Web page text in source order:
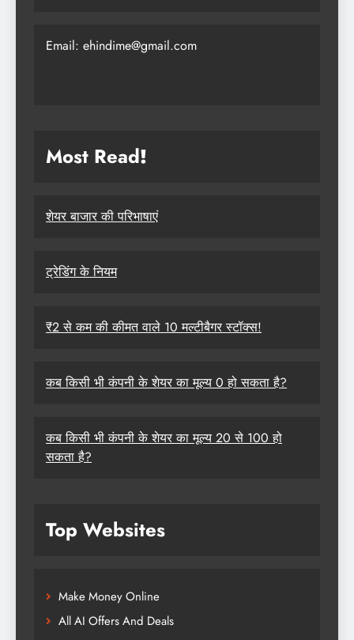
Email: ehindime@gmail.com
Most Read!
शेयर बाजार की परिभाषाएं
ट्रेडिंग के नियम
₹2 से कम की कीमत वाले 10 मल्टीबैगर स्टॉक्स!
कब किसी भी कंपनी के शेयर का मूल्य 0 हो सकता है?
कब किसी भी कंपनी के शेयर का मूल्य 20 से 100 हो
सकता है?
Top Websites
Make Money Online
All AI Offers And Deals